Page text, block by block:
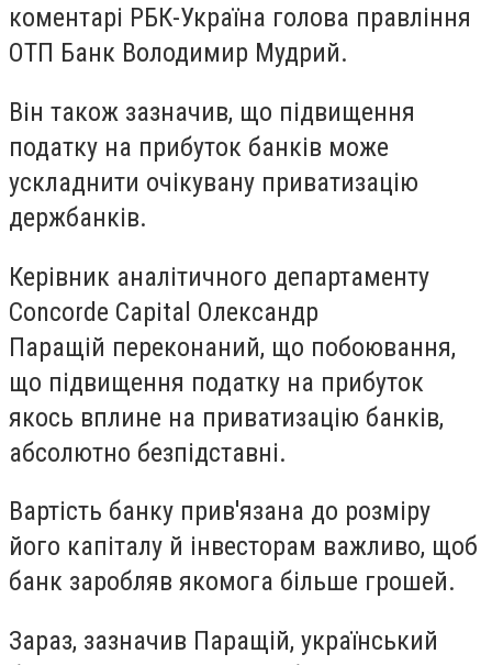
коментарі РБК-Україна голова правління
ОТП Банк Володимир Мудрий.
Він також зазначив, що підвищення
податку на прибуток банків може
ускладнити очікувану приватизацію
держбанків.
Керівник аналітичного департаменту
Concorde Capital Олександр
Паращій переконаний, що побоювання,
що підвищення податку на прибуток
якось вплине на приватизацію банків,
абсолютно безпідставні.
Вартість банку прив'язана до розміру
його капіталу й інвесторам важливо, щоб
банк заробляв якомога більше грошей.
Зараз, зазначив Паращій, український